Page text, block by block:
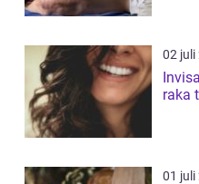
02 juli
Invisalign diskret
raka
01 juli